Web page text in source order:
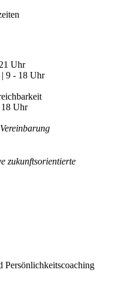
Uhr
| 9 - 18 Uhr
Uhr
zukunftsorientierte
Persönlichkeitscoaching